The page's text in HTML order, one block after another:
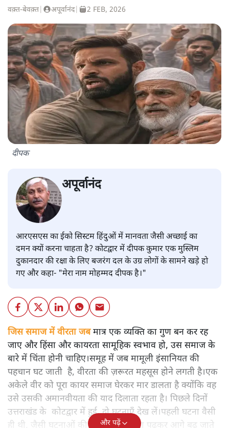
वक़्त-बेवक़्त अपूर्वानंद| 2 FEB, 2026
दीपक
अपूर्वानंद
आरएसएस का ईको सिस्टम हिंदुओं में मानवता जैसी अच्छाई का
दमन क्यों करना चाहता है? कोटद्वार में दीपक कुमार एक मुस्लिम
दुकानदार की रक्षा के लिए बजरंग दल के उग्र लोगों के सामने खड़े हो
गए और कहा- "मेरा नाम मोहम्मद दीपक है।"
जिस समाज में वीरता जबमात्र एक व्यक्ति का गुण बन कर रह
जाए और हिंसा और कायरता सामूहिक स्वभाव हो, उस समाज के
बारे में चिंता होनी चाहिए।समूह में जब मामूली इंसानियत की
पहचान घट जाती है, वीरता की ज़रूरत महसूस होने लगती है।एक
अकेले वीर को पूरा कायर समाज घेरकर मार डालता है क्योंकि वह
उसे उसकी अमानवीयता की याद दिलाता रहता है। पिछले दिनों
उत्तराखंड के कोटद्वार में हुई दो घटनाएँ देख लें।पहली घटना वैसी
और पढ़ें